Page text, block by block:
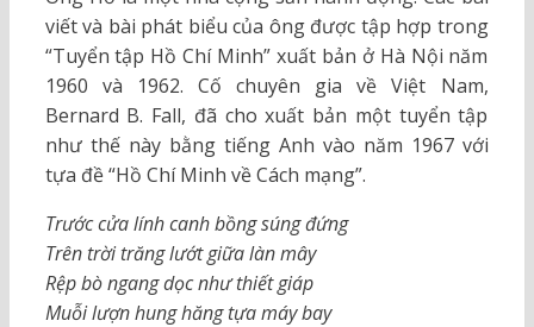
viết và bài phát biểu của ông được tập hợp trong
“Tuyển tập Hồ Chí Minh” xuất bản ở Hà Nội năm
1960 và 1962. Cố chuyên gia về Việt Nam,
Bernard B. Fall, đã cho xuất bản một tuyển tập
như thế này bằng tiếng Anh vào năm 1967 với
tựa đề “Hồ Chí Minh về Cách mạng”.
Trước cửa lính canh bồng súng đứng
Trên trời trăng lướt giữa làn mây
Rệp bò ngang dọc như thiết giáp
Muỗi lượn hung hăng tựa máy bay